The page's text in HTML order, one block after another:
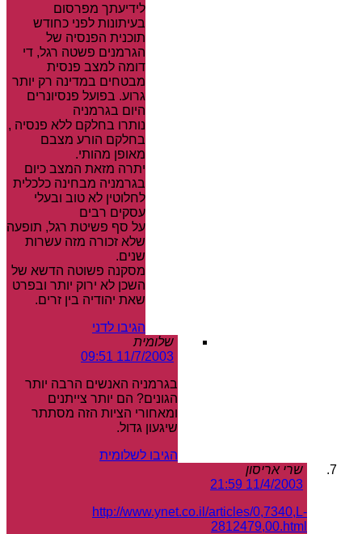
לידיעתך מפרסום
בעיתונות לפני כחודש
תוכנית הפנסיה של
הגרמנים פשטה רגל, די
דומה למצב פנסית
מבטחים במדינה רק יותר
גרוע. בפועל פנסיונרים
היום בגרמניה
נותרו בחלקם ללא פנסיה ,
בחלקם הורע מצבם
מאופן מהותי.
יתרה מזאת המצב כיום
בגרמניה מבחינה כלכלית
לחלוטין לא טוב ובעלי
עסקים רבים
על סף פשיטת רגל, תופעה
שלא זכורה מזה עשרות
שנים.
מסקנה פשוטה הדשא של
השכן לא ירוק יותר ובפרט
שאת יהודיה בין זרים.
הגיבו לדני
שלומית
11/7/2003 09:51
בגרמניה האנשים הרבה יותר
הגונים? הם יותר צייתנים
ומאחורי הציות הזה מסתתר
שיגעון גדול.
הגיבו לשלומית
שרי אריסון
11/4/2003 21:59
http://www.ynet.co.il/articles/0,7340,L-
2812479,00.html